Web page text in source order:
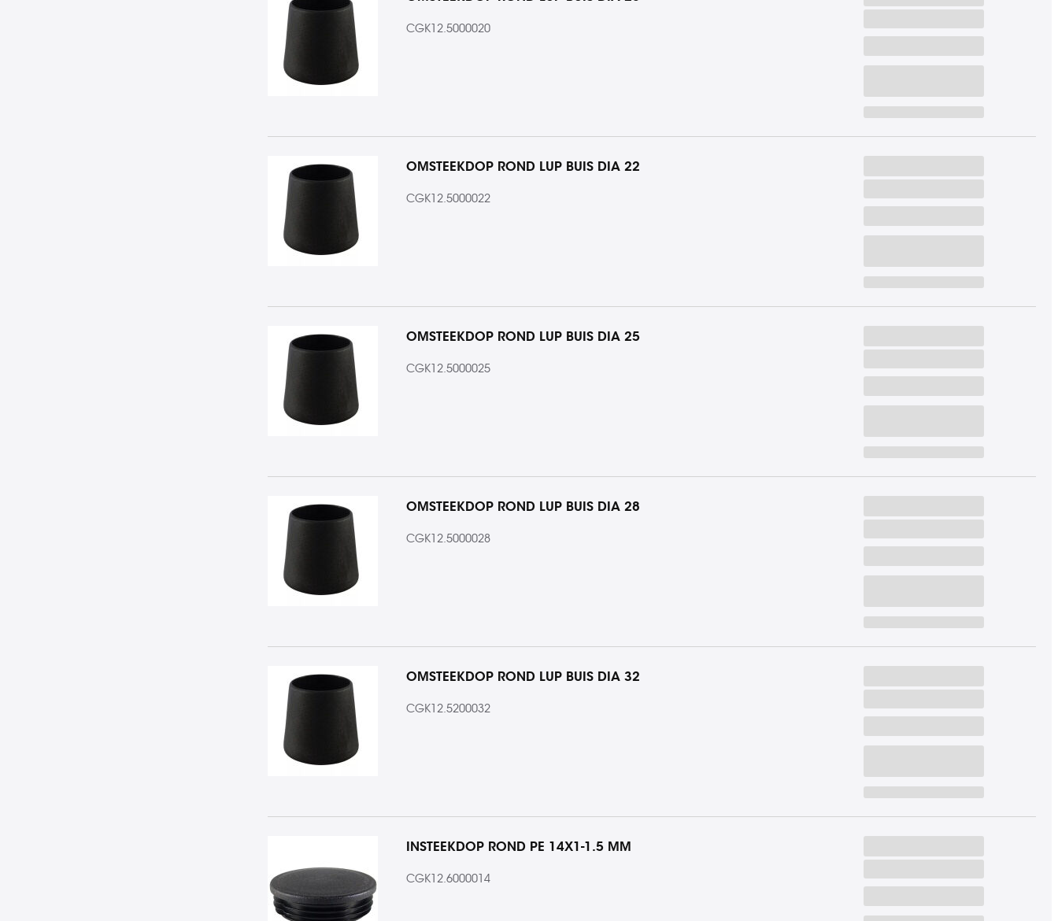
CGK12.5000020
OMSTEEKDOP ROND LUP BUIS DIA 22
CGK12.5000022
OMSTEEKDOP ROND LUP BUIS DIA 25
CGK12.5000025
OMSTEEKDOP ROND LUP BUIS DIA 28
CGK12.5000028
OMSTEEKDOP ROND LUP BUIS DIA 32
CGK12.5200032
INSTEEKDOP ROND PE 14X1-1.5 MM
CGK12.6000014